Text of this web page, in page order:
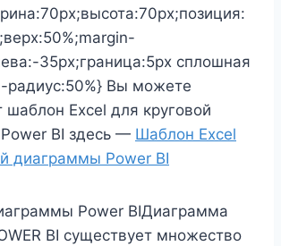
35px;граница:5px сплошная
радиус:50%} Вы можете
шаблон Excel для круговой
BI здесь — Шаблон Excel
диаграммы Power BI
Power BIДиаграмма
BI существует множество